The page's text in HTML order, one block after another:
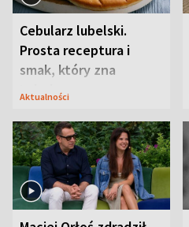
Cebularz lubelski.
Prosta receptura i
smak, który zna
Lubelszczyzna
Aktualności